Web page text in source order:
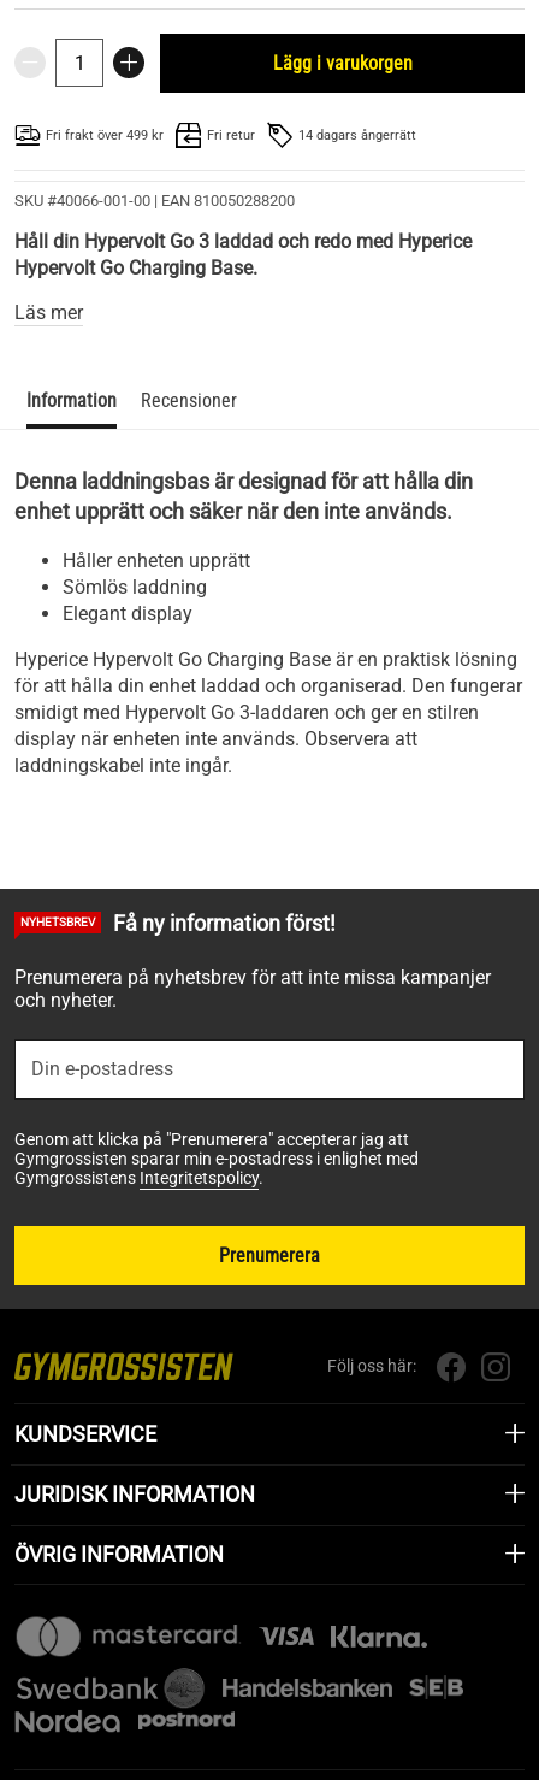
Lägg i varukorgen
Fri frakt över 499 kr Fri retur 14 dagars ångerrätt
SKU #40066-001-00 | EAN 810050288200
Håll din Hypervolt Go 3 laddad och redo med Hyperice
Hypervolt Go Charging Base.
Läs mer
Information Recensioner
Denna laddningsbas är designad för att hålla din
enhet upprätt och säker när den inte används.
Håller enheten upprätt
Sömlös laddning
Elegant display
Hyperice Hypervolt Go Charging Base är en praktisk lösning
för att hålla din enhet laddad och organiserad. Den fungerar
smidigt med Hypervolt Go 3-laddaren och ger en stilren
display när enheten inte används. Observera att
laddningskabel inte ingår.
NYHETSBREV Få ny information först!
Prenumerera på nyhetsbrev för att inte missa kampanjer
och nyheter.
Genom att klicka på "Prenumerera" accepterar jag att
Gymgrossisten sparar min e-postadress i enlighet med
Gymgrossistens Integritetspolicy.
Prenumerera
Följ oss här:
KUNDSERVICE
JURIDISK INFORMATION
ÖVRIG INFORMATION